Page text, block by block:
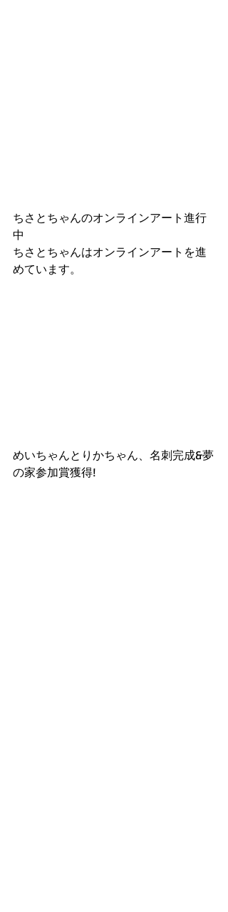
ちさとちゃんのオンラインアート進行
中
ちさとちゃんはオンラインアートを進
めています。
めいちゃんとりかちゃん、名刺完成&夢
の家参加賞獲得!